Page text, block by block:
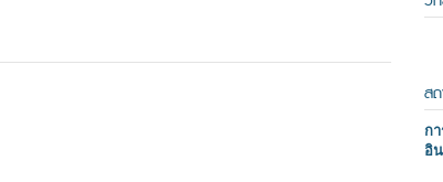
ส
ก
อิ